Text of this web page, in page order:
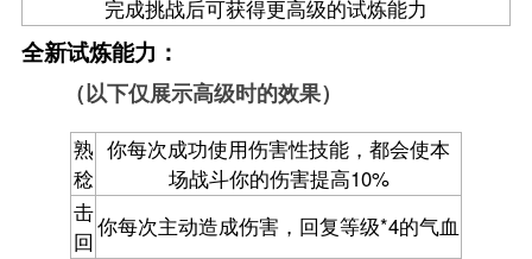
完成挑战后可获得更高级的试炼能力
全新试炼能力：
（以下仅展示高级时的效果）
熟
稔
你每次成功使用伤害性技能，都会使本
场战斗你的伤害提高10%
击
回
你每次主动造成伤害，回复等级*4的气血